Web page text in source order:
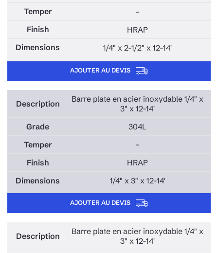
–
HRAP
1/4" x 2-1/2" x 12-14'
AJOUTER AU DEVIS
Barre plate en acier inoxydable 1/4" x
3" x 12-14'
304L
–
HRAP
1/4" x 3" x 12-14'
AJOUTER AU DEVIS
Barre plate en acier inoxydable 1/4" x
3" x 12-14'